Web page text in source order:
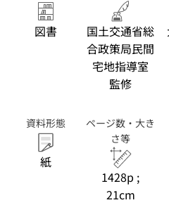
図書
国土交通省総
合政策局民間
宅地指導室
監修
資料形態
紙
ページ数・大き
さ等
1428p ;
21cm